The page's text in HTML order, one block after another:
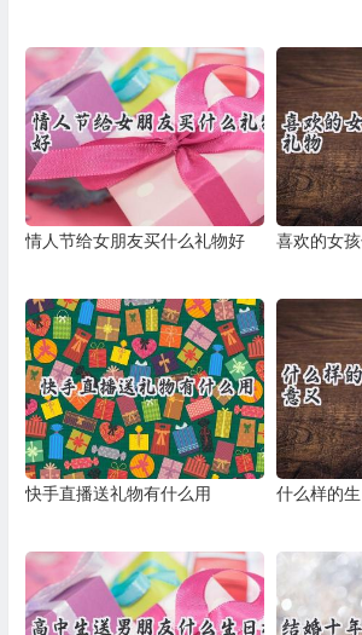
情人节给女朋友买什么礼物好 喜欢的女
快手直播送礼物有什么用 什么样的